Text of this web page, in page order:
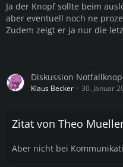
Ja der Knopf sollte beim
aber eventuell noch ne
Zudem zeigt er ja nur die
Diskussion
Klaus Becker 30. Januar
Zitat von Theo
Aber nicht bei